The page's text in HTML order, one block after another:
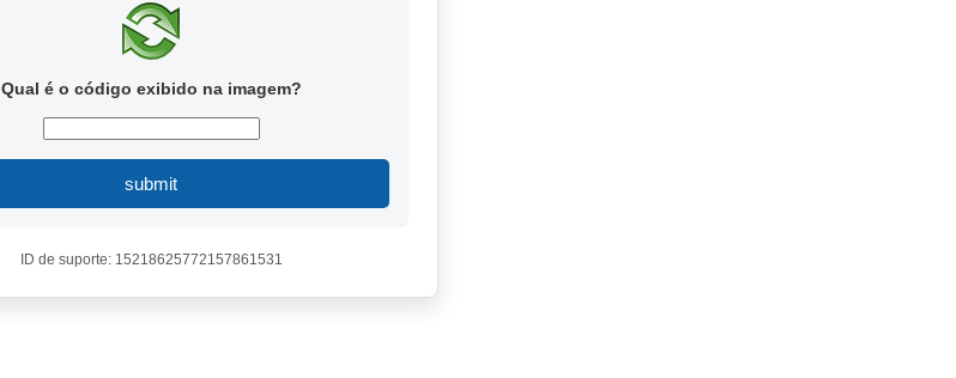
Qual é o código exibido na imagem?
submit
ID de suporte: 15218625772157861531